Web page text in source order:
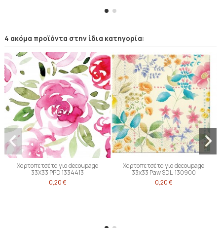
4 ακόμα προϊόντα στην ίδια κατηγορία:
Χαρτοπετσέτα για decoupage
33X33 PPD 1334413
0,20 €
Χαρτοπετσέτα για decoupage
33x33 Paw SDL-130900
0,20 €